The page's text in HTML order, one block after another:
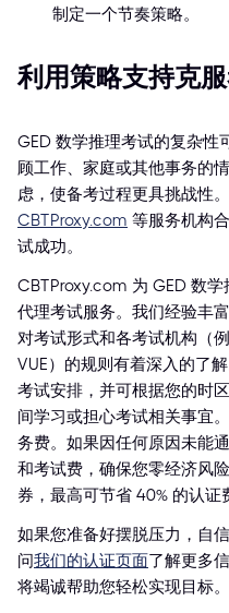
制定一个节奏策略。
利用策略支持克
GED 数学推理考试的复杂性
顾工作、家庭或其他事务的
虑，使备考过程更具挑战性
CBTProxy.com 等服务机构
试成功。
CBTProxy.com 为 GED 数
代理考试服务。我们经验丰
对考试形式和各考试机构（
VUE）的规则有着深入的了
考试安排，并可根据您的时
间学习或担心考试相关事宜
务费。如果因任何原因未能
和考试费，确保您零经济风
券，最高可节省 40% 的认证
如果您准备好摆脱压力，自
问我们的认证页面了解更多
将竭诚帮助您轻松实现目标。